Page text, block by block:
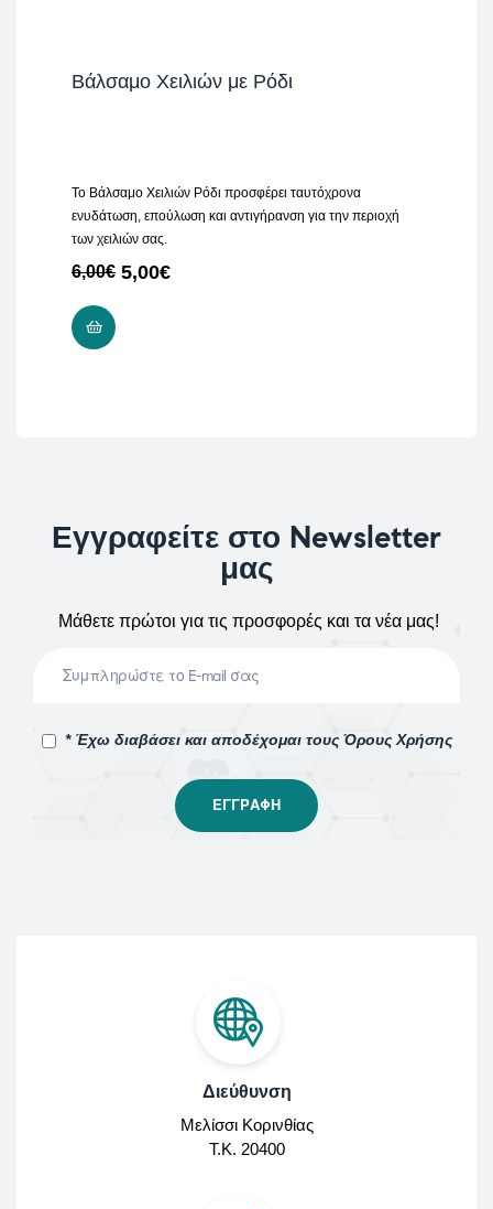
Βάλσαμο Χειλιών με Ρόδι
Το Βάλσαμο Χειλιών Ρόδι προσφέρει ταυτόχρονα
ενυδάτωση, επούλωση και αντιγήρανση για την περιοχή
των χειλιών σας.
6,00€ 5,00€
Εγγραφείτε στο Newsletter
μας
Μάθετε πρώτοι για τις προσφορές και τα νέα μας!
* Έχω διαβάσει και αποδέχομαι τους Όρους Χρήσης
Διεύθυνση
Μελίσσι Κορινθίας
Τ.Κ. 20400